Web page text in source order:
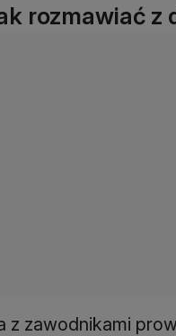
rozmawiać z
z zawodnikami